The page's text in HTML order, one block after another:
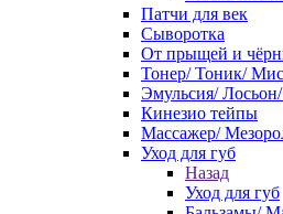
Патчи для век
Сыворотка
От прыщей и
Тонер/ Тоник/
Эмульсия/
Кинезио тейпы
Массажер/
Уход для губ
Назад
Уход для губ